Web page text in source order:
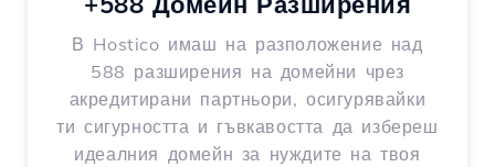
В Hostico имаш на разположение над
588 разширения на домейни чрез
акредитирани партньори, осигурявайки
ти сигурността и гъвкавостта да избереш
идеалния домейн за нуждите на твоя